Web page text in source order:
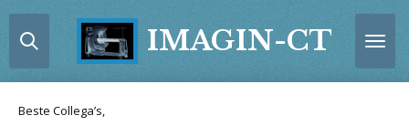
Ga
direct
IMAGIN-CT
Beste Collega’s,